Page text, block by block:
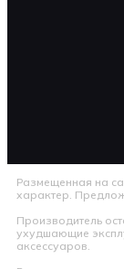
Размещенная на
характер.
Производитель
ухудшающие
аксессуаров.